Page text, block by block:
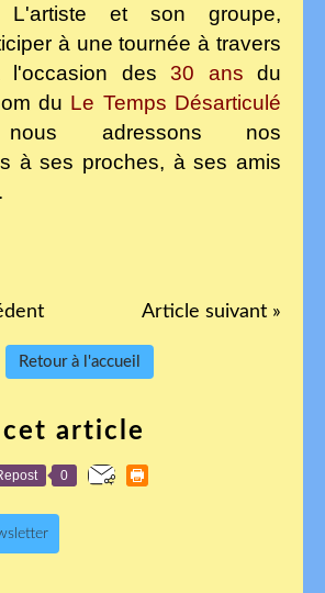
et son groupe,
à une tournée à travers
l'occasion des30 ans du
du Le Temps Désarticulé
adressons nos
à ses proches, à ses amis
Article suivant »
Retour à l'accueil
cet article
0